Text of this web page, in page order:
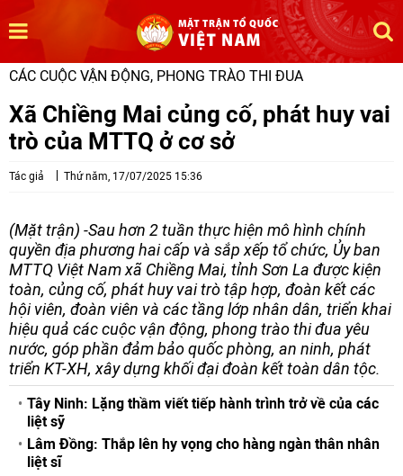
CÁC CUỘC VẬN ĐỘNG, PHONG TRÀO THI ĐUA
Xã Chiềng Mai củng cố, phát huy vai
trò của MTTQ ở cơ sở
Tác giả Thứ năm, 17/07/2025 15:36
(Mặt trận) -Sau hơn 2 tuần thực hiện mô hình chính
quyền địa phương hai cấp và sắp xếp tổ chức, Ủy ban
MTTQ Việt Nam xã Chiềng Mai, tỉnh Sơn La được kiện
toàn, củng cố, phát huy vai trò tập hợp, đoàn kết các
hội viên, đoàn viên và các tầng lớp nhân dân, triển khai
hiệu quả các cuộc vận động, phong trào thi đua yêu
nước, góp phần đảm bảo quốc phòng, an ninh, phát
triển KT-XH, xây dựng khối đại đoàn kết toàn dân tộc.
Tây Ninh: Lặng thầm viết tiếp hành trình trở về của các
liệt sỹ
Lâm Đồng: Thắp lên hy vọng cho hàng ngàn thân nhân
liệt sĩ